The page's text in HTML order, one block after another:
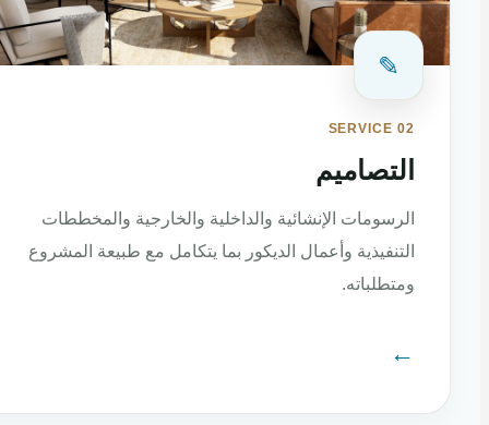
✎
SERVICE 02
التصاميم
الرسومات الإنشائية والداخلية والخارجية والمخططات
التنفيذية وأعمال الديكور بما يتكامل مع طبيعة المشروع
ومتطلباته.